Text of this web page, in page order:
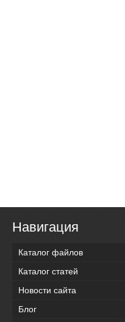
Навигация
Каталог файлов
Каталог статей
Новости сайта
Блог